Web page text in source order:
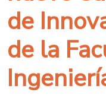
de
de la